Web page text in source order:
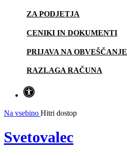
ZA PODJETJA
CENIKI IN DOKUMENTI
PRIJAVA NA OBVEŠČANJE
RAZLAGA RAČUNA
Na vsebino Hitri dostop
Svetovalec